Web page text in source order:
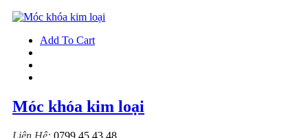
Add To Cart
Móc khóa kim loại
Liên Hệ: 0799 45 43 48